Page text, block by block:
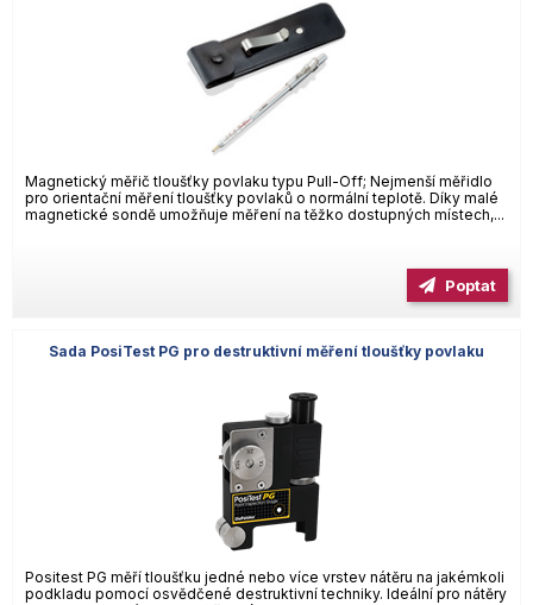
Magnetický měřič tloušťky povlaku typu Pull-Off; Nejmenší měřidlo
pro orientační měření tloušťky povlaků o normální teplotě. Díky malé
magnetické sondě umožňuje měření na těžko dostupných místech,...
Poptat
Sada PosiTest PG pro destruktivní měření tloušťky povlaku
Positest PG měří tloušťku jedné nebo více vrstev nátěru na jakémkoli
podkladu pomocí osvědčené destruktivní techniky. Ideální pro nátěry